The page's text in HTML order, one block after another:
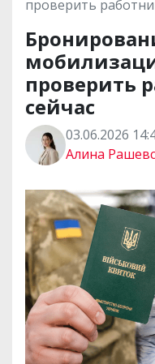
проверить
проверить
сейчас
03.06.2026
Алина